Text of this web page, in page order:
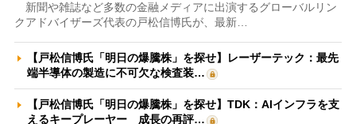
新聞や雑誌など多数の金融メディアに出演するグローバルリン
クアドバイザーズ代表の戸松信博氏が、最新…
【戸松信博氏「明日の爆騰株」を探せ】レーザーテック：最先
端半導体の製造に不可欠な検査装…
【戸松信博氏「明日の爆騰株」を探せ】TDK：AIインフラを支
えるキープレーヤー 成長の再評…